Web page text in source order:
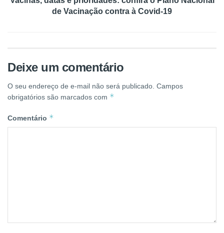
de Vacinação contra à Covid-19
Deixe um comentário
O seu endereço de e-mail não será publicado. Campos
obrigatórios são marcados com *
Comentário *